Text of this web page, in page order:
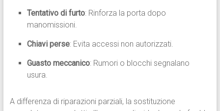
Tentativo di furto: Rinforza la porta dopo
manomissioni.
Chiavi perse: Evita accessi non autorizzati.
Guasto meccanico: Rumori o blocchi segnalano
usura.
A differenza di riparazioni parziali, la sostituzione